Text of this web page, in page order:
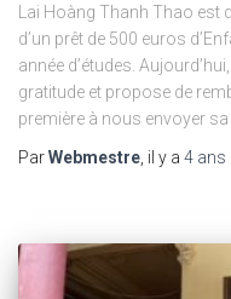
Lai Hoàng Thanh Thao est
d’un prêt de 500 euros
année d’études.
gratitude et propose de
première à nous envoyer
ParWebmestre , il y a 4 ans